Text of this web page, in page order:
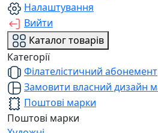
Налаштування
Вийти
Каталог товарів
Категорії
Філателістичний абонемент
Замовити власний дизайн
Поштові марки
Поштові марки